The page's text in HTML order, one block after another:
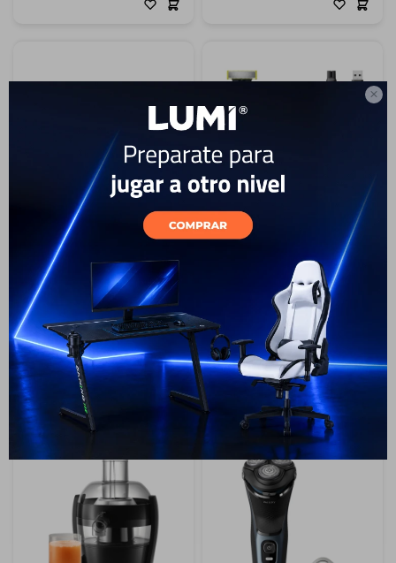

Depiladora Philips Satinelli
Essential - Rosa
USD 79
USD 69
LIQUIDACIÓN
GARANTÍA: 2 AÑOS
ENVÍO A TODO EL PAÍS
Afeitadora Inalámbrica
PHILIPS Oneblade
USD USD
GARANTÍA: 2 AÑOS
ENVÍO A TODO EL PAÍS